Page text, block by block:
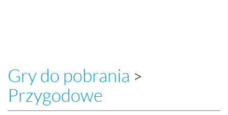
Gry do pobrania >
Przygodowe